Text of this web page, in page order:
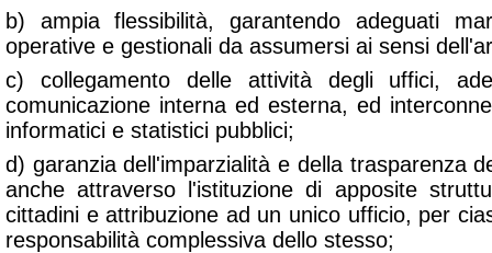
b) ampia flessibilità, garantendo adeguati
operative e gestionali da assumersi ai sensi
c) collegamento delle attività degli uffici,
comunicazione interna ed esterna, ed
informatici e statistici pubblici;
d) garanzia dell'imparzialità e della trasparenza
anche attraverso l'istituzione di apposite
cittadini e attribuzione ad un unico ufficio, per
responsabilità complessiva dello stesso;